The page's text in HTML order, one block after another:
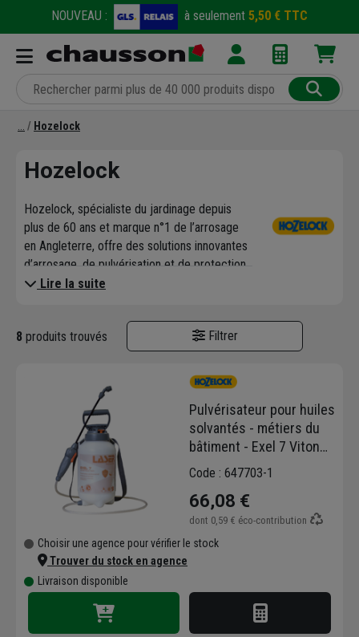
NOUVEAU : à seulement 5,50 € TTC
Hozelock
Hozelock
Hozelock, spécialiste du jardinage depuis
plus de 60 ans et marque n°1 de l’arrosage
en Angleterre, offre des solutions innovantes
d’arrosage, de pulvérisation et de protection
des plantes, pour le bien-être de votre jardin.
Industries, le leader de la pulvérisation
agricole et industrielle.
Hozelock pour jardiniers, faciles d'utilisation,
confortables, et pratiques. Les pulvérisateurs
sont compatibles avec les nouvelles
formulations de produits, et vous aideront à
désherber votre jardin, ainsi qu'à protéger et
nourrir vos plantes.
Lire la suite
8 produits trouvés Filtrer
Pulvérisateur pour huiles
solvantés - métiers du
bâtiment - Exel 7 Viton
Construction - pression
Code : 647703-1
66,08 €
dont 0,59 € éco-contribution
Choisir une agence pour vérifier le stock
Trouver du stock en agence
Livraison disponible